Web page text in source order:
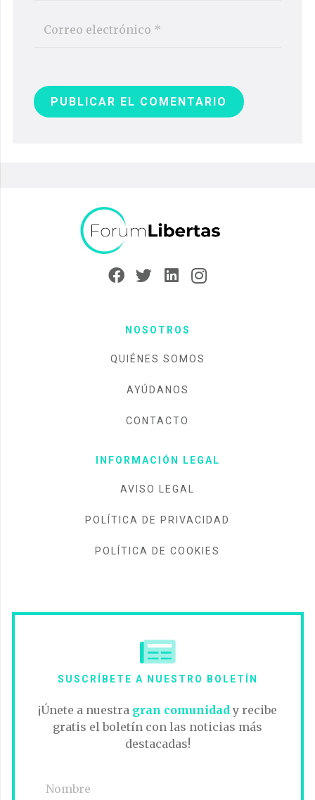
PUBLICAR EL COMENTARIO
NOSOTROS
QUIÉNES SOMOS
AYÚDANOS
CONTACTO
INFORMACIÓN LEGAL
AVISO LEGAL
POLÍTICA DE PRIVACIDAD
POLÍTICA DE COOKIES
SUSCRÍBETE A NUESTRO BOLETÍN
¡Únete a nuestra gran comunidady recibe
gratis el boletín con las noticias más
destacadas!